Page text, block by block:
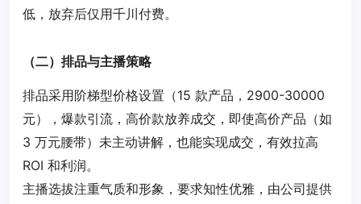
低，放弃后仅用千川付费。
（二）排品与主播策略
排品采用阶梯型价格设置（15 款产品，2900-30000
元），爆款引流，高价款放养成交，即使高价产品（如
3 万元腰带）未主动讲解，也能实现成交，有效拉高
ROI 和利润。
主播选拔注重气质和形象，要求知性优雅，由公司提供